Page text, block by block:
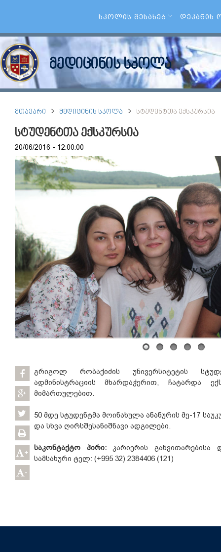
ᲡᲙᲝᲚᲘᲡ ᲨᲔᲡᲐᲮᲔᲑ ᲓᲔᲙᲐᲜᲘᲡ
მედიცინის სკოლა
ᲛᲗᲐᲕᲐᲠᲘ ᲛᲔᲓᲘᲪᲘᲜᲘᲡ ᲡᲙᲝᲚᲐ ᲡᲢᲣᲓᲔᲜᲢᲗᲐ ᲔᲥᲡᲙᲣᲠᲡᲘᲐ
სტუდენტთა ექსკურსია
20/06/2016 - 12:00:00
+
-
გრიგოლ რობაქიძის უნივერსიტეტის
ადმინისტრაციის მხარდაჭერით, ჩატარდა
მიმართულებით.
50 მდე სტუდენტმა მოინახულა ანანურის მე-17
და სხვა ღირსშესანიშნავი ადგილები.
საკონტაქტო პირი:კარიერის განვითარებისა
სამსახური ტელ: (+995 32) 2384406 (121)